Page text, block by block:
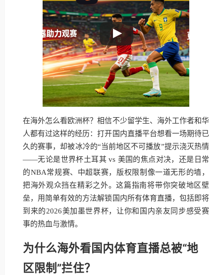
在海外怎么看欧洲杯？相信不少留学生、海外工作者和华
人都有过这样的经历：打开国内直播平台想看一场期待已
久的赛事，却被冰冷的“当前地区不可播放”提示浇灭热情
——无论是世界杯土耳其 vs 美国的焦点对决，还是日常
的NBA常规赛、中超联赛，版权限制像一道无形的墙，
把海外观众挡在精彩之外。这篇指南将带你突破地区壁
垒，用简单有效的方法解锁国内所有体育直播，包括即将
到来的2026美加墨世界杯，让你和国内亲友同步感受赛
事的热血与激情。
为什么海外看国内体育直播总被“地
区限制”拦住？